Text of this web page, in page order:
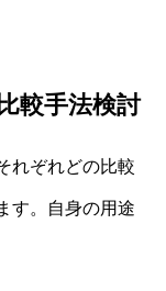
較手法検討
れぞれどの比較
す。自身の用途